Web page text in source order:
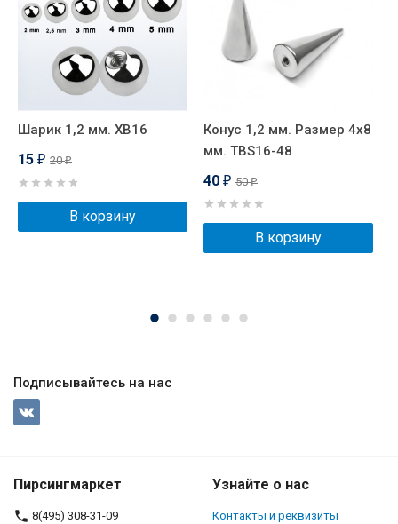
Шарик 1,2 мм. XB16
15 ₽ 20₽
В корзину
Конус 1,2 мм. Размер 4х8
мм. TBS16-48
40 ₽ 50₽
В корзину
Подписывайтесь на нас
Пирсингмаркет
8(495) 308-31-09
Узнайте о нас
Контакты и реквизиты